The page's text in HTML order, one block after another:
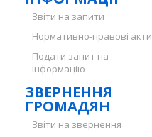
Звіти на запити
Нормативно-правові акти
Подати запит на
інформацію
ЗВЕРНЕННЯ
ГРОМАДЯН
Звіти на звернення